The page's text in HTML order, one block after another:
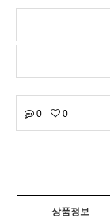
0 0
상품정보